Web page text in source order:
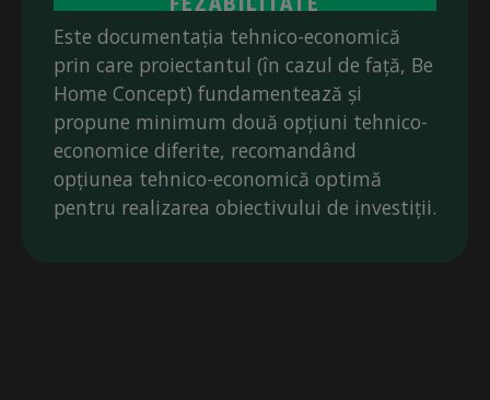
Este documentația tehnico-economică
prin care proiectantul (în cazul de față, Be
Home Concept) fundamentează și
propune minimum două opțiuni tehnico-
economice diferite, recomandând
opțiunea tehnico-economică optimă
pentru realizarea obiectivului de investiții.